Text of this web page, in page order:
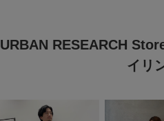
URBAN RESEARCH
イリ